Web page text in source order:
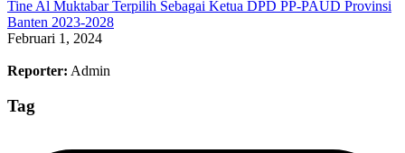
Tine Al Muktabar Terpilih Sebagai Ketua DPD PP-PAUD Provinsi
Banten 2023-2028
Februari 1, 2024
Reporter: Admin
Tag